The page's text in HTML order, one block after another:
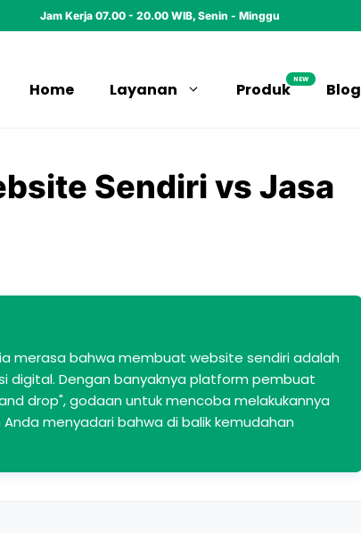
Jam Kerja 07.00 - 20.00 WIB, Senin - Minggu
Home Layanan Produk
NEW
Blog
Sendiri vs Jasa
merasa bahwa membuat website sendiri adalah
digital. Dengan banyaknya platform pembuat
drop", godaan untuk mencoba melakukannya
menyadari bahwa di balik kemudahan